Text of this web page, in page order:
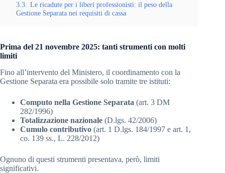
3.3.
Le ricadute per i liberi professionisti: il peso della
Gestione Separata nei requisiti di cassa
Prima del 21 novembre 2025: tanti strumenti con molti
limiti
Fino all’intervento del Ministero, il coordinamento con la
Gestione Separata era possibile solo tramite tre istituti:
Computo nella Gestione Separata (art. 3 DM
282/1996)
Totalizzazione nazionale (D.lgs. 42/2006)
Cumulo contributivo (art. 1 D.lgs. 184/1997 e art. 1,
co. 139 ss., L. 228/2012)
Ognuno di questi strumenti presentava, però, limiti
significativi.